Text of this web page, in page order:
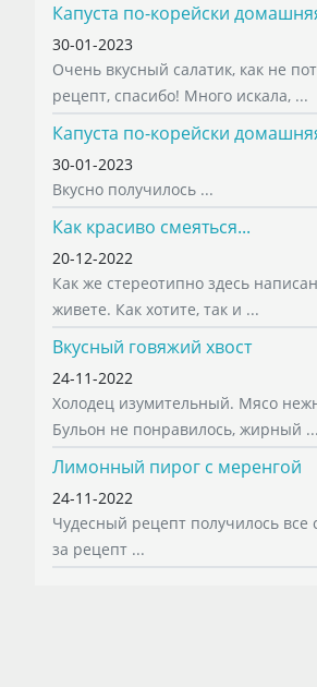
Капуста по-корейски
30-01-2023
Очень вкусный салатик, как не
рецепт, спасибо! Много искала, ...
Капуста по-корейски
30-01-2023
Вкусно получилось ...
Как красиво смеяться...
20-12-2022
Как же стереотипно здесь
живете. Как хотите, так и ...
Вкусный говяжий хвост
24-11-2022
Холодец изумительный. Мясо
Бульон не понравилось, жирный ...
Лимонный пирог с меренгой
24-11-2022
Чудесный рецепт получилось все
за рецепт ...